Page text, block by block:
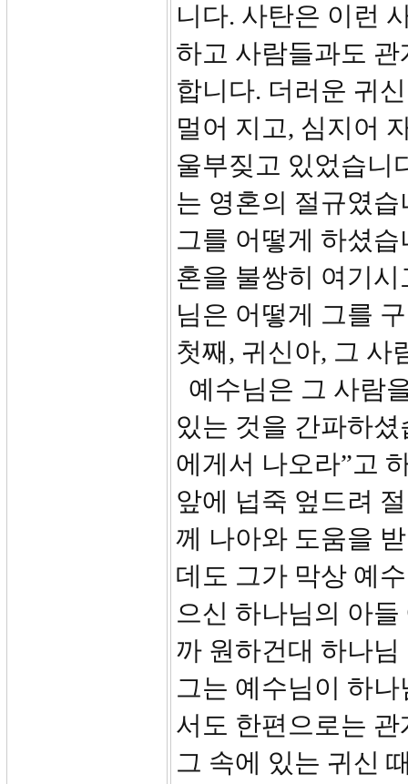
니다. 사탄은 이런
하고 사람들과도
합니다. 더러운 귀
멀어 지고, 심지어
울부짖고 있었습니
는 영혼의 절규였
그를 어떻게 하셨
혼을 불쌍히 여기
님은 어떻게 그를
첫째, 귀신아, 그 사
예수님은 그 사람
있는 것을 간파하
에게서 나오라”고
앞에 넙죽 엎드려
께 나아와 도움을
데도 그가 막상 예
으신 하나님의 아
까 원하건대 하나
그는 예수님이 하
서도 한편으로는
그 속에 있는 귀신